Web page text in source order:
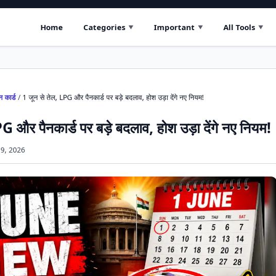
Home Categories Important All Tools
कार्ड/ 1 जून से तेल, LPG और पैनकार्ड पर बड़े बदलाव, होश उड़ा देंगे नए नियम!
पैनकार्ड पर बड़े बदलाव, होश उड़ा देंगे नए नियम!
2026